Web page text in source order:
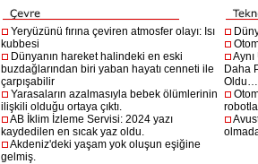
Yeryüzünü fırına çeviren atmosfer olayı: Isı
kubbesi
Dünyanın hareket halindeki en eski
buzdağlarından biri yaban hayatı cenneti ile
çarpışabilir
Yarasaların azalmasıyla bebek ölümlerinin
ilişkili olduğu ortaya çıktı.
AB İklim İzleme Servisi: 2024 yazı
kaydedilen en sıcak yaz oldu.
Akdeniz'deki yaşam yok oluşun eşiğine
gelmiş.
Daha
Oldu…